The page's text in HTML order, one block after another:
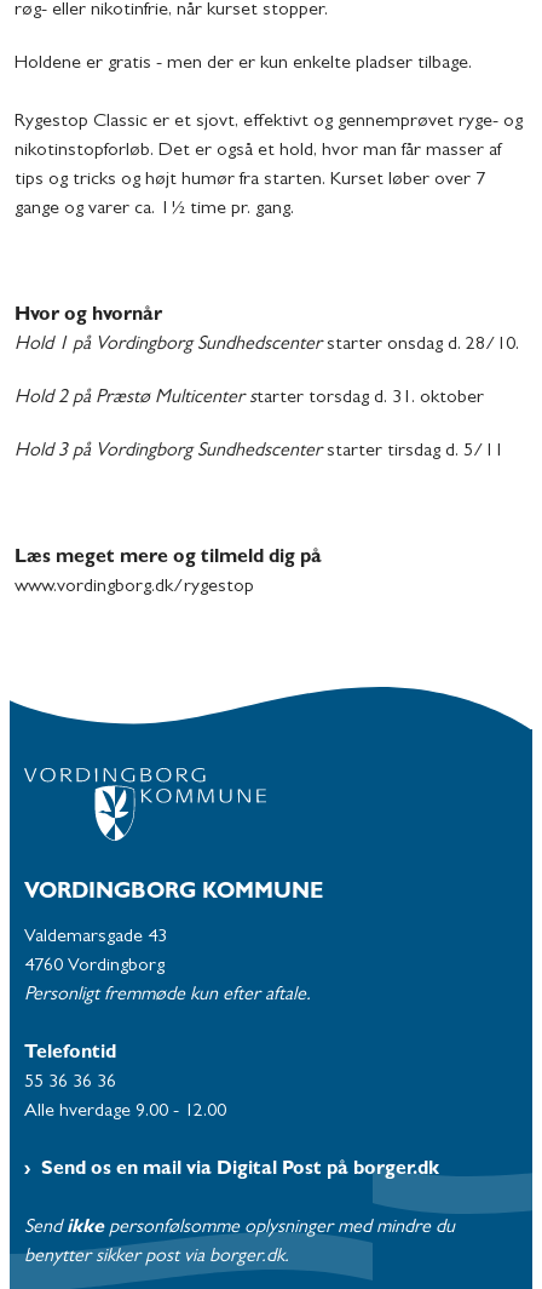
røg- eller nikotinfrie, når kurset stopper.
Holdene er gratis - men der er kun enkelte pladser tilbage.
Rygestop Classic er et sjovt, effektivt og gennemprøvet ryge- og
nikotinstopforløb. Det er også et hold, hvor man får masser af
tips og tricks og højt humør fra starten. Kurset løber over 7
gange og varer ca. 1½ time pr. gang.
Hvor og hvornår
Hold 1 på Vordingborg Sundhedscenterstarter onsdag d. 28/10.
Hold 2 på Præstø Multicenter starter torsdag d. 31. oktober
Hold 3 på Vordingborg Sundhedscenterstarter tirsdag d. 5/11
Læs meget mere og tilmeld dig på
www.vordingborg.dk/rygestop
VORDINGBORG KOMMUNE
Valdemarsgade 43
4760 Vordingborg
Personligt fremmøde kun efter aftale.
Telefontid
55 36 36 36
Alle hverdage 9.00 - 12.00
Send os en mail via Digital Post på borger.dk
Send ikke personfølsomme oplysninger med mindre du
benytter sikker post via borger.dk.